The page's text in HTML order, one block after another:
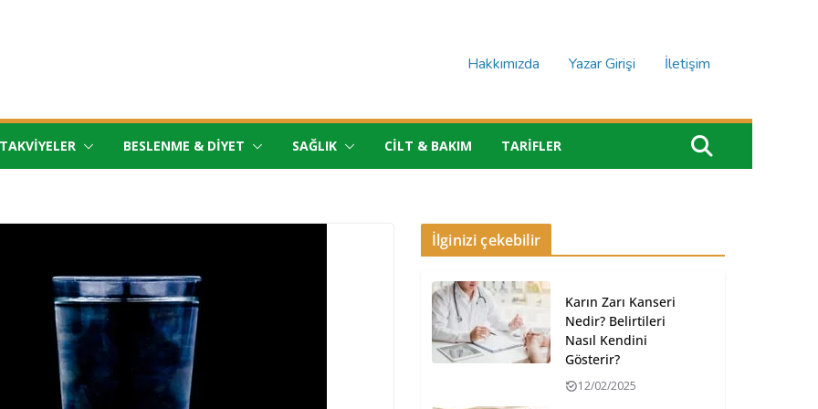
Hakkımızda Yazar Girişi İletişim
TAKVIYELER BESLENME & DIYET SAĞLIK CILT & BAKIM TARIFLER
İlginizi çekebilir
Karın Zarı Kanseri
Nedir? Belirtileri
Nasıl Kendini
Gösterir?
12/02/2025